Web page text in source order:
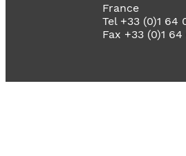
France
Tel +33 (0)1 64
Fax +33 (0)1